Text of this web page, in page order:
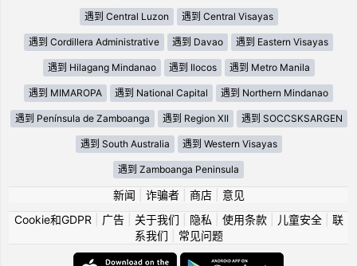
遇到 Central Luzon 遇到 Central Visayas
遇到 Cordillera Administrative 遇到 Davao 遇到 Eastern Visayas
遇到 Hilagang Mindanao 遇到 Ilocos 遇到 Metro Manila
遇到 MIMAROPA 遇到 National Capital 遇到 Northern Mindanao
遇到 Península de Zamboanga 遇到 Region XII 遇到 SOCCSKSARGEN
遇到 South Australia 遇到 Western Visayas
遇到 Zamboanga Peninsula
新闻 诈骗者| 商店| 意见
Cookie和GDPR
广告| 关于我们 隐私 使用条款| 儿童安全| 联
系我们
常见问题